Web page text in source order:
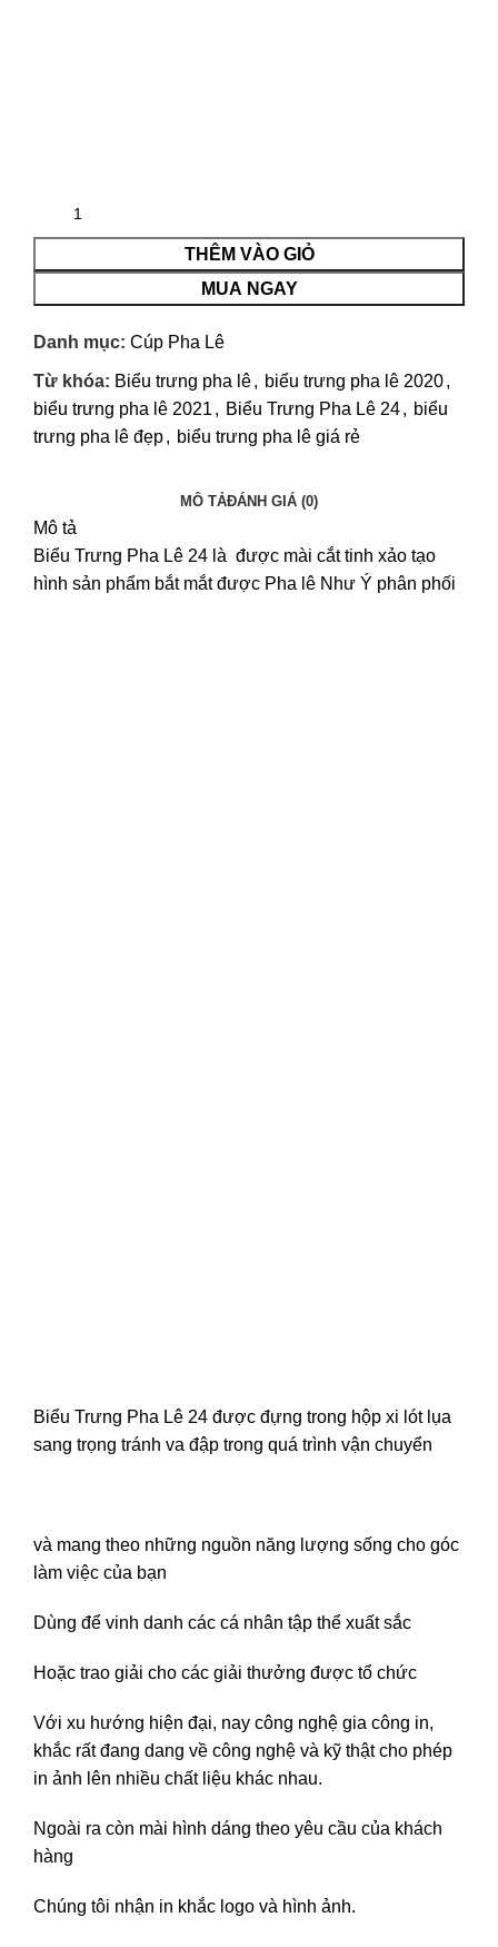
THÊM VÀO GIỎ
MUA NGAY
Danh mục: Cúp Pha Lê
Từ khóa: Biểu trưng pha lê, biểu trưng pha lê 2020,
biểu trưng pha lê 2021 , Biểu Trưng Pha Lê 24, biểu
trưng pha lê đẹp, biểu trưng pha lê giá rẻ
MÔ TẢĐÁNH GIÁ (0)
Mô tả
Biểu Trưng Pha Lê 24 là được mài cắt tinh xảo tạo
hình sản phẩm bắt mắt được Pha lê Như Ý phân phối
Biểu Trưng Pha Lê 24 được đựng trong hộp xi lót lụa
sang trọng tránh va đập trong quá trình vận chuyển
và mang theo những nguồn năng lượng sống cho góc
làm việc của bạn
Dùng để vinh danh các cá nhân tập thể xuất sắc
Hoặc trao giải cho các giải thưởng được tổ chức
Với xu hướng hiện đại, nay công nghệ gia công in,
khắc rất đang dang về công nghệ và kỹ thật cho phép
in ảnh lên nhiều chất liệu khác nhau.
Ngoài ra còn mài hình dáng theo yêu cầu của khách
hàng
Chúng tôi nhận in khắc logo và hình ảnh.